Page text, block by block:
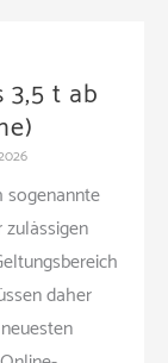
t ab
sogenannte
daher